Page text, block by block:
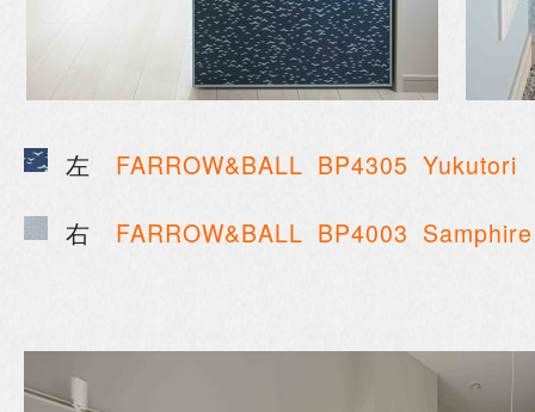
左 FARROW&BALL BP4305 Yukutori
右 FARROW&BALL BP4003 Samphire